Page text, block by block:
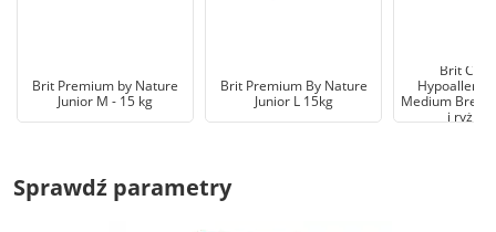
Brit Premium by Nature
Junior M - 15 kg
Brit Premium By Nature
Junior L 15kg
Brit
Medium
i ryż -
Sprawdź parametry